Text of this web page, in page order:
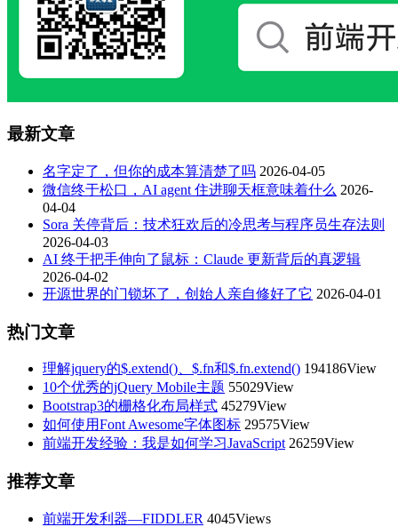
最新文章
名字定了，但你的成本算清楚了吗 2026-04-05
微信终于松口，AI agent 住进聊天框意味着什么 2026-
04-04
Sora 关停背后：技术狂欢后的冷思考与程序员生存法则
2026-04-03
AI 终于把手伸向了鼠标：Claude 更新背后的真逻辑
2026-04-02
开源世界的门锁坏了，创始人亲自修好了它 2026-04-01
热门文章
理解jquery的$.extend()、$.fn和$.fn.extend() 194186View
10个优秀的jQuery Mobile主题 55029View
Bootstrap3的栅格化布局样式 45279View
如何使用Font Awesome字体图标 29575View
前端开发经验：我是如何学习JavaScript 26259View
推荐文章
前端开发利器—FIDDLER 4045Views